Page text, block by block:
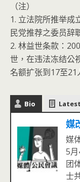
（注）
1. 立法院所推举成
民党推荐之委员辞
2. 林益世条款：
世，在违法冻结公
名额扩张到17至21
Bio
媒
媒
5
团
士